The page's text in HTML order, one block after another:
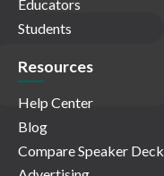
Educators
Students
Resources
Help Center
Blog
Compare Speaker Deck